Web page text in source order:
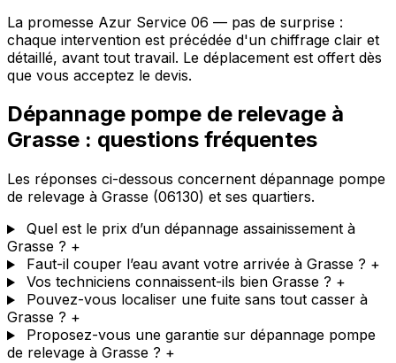
La promesse Azur Service 06 — pas de surprise :
chaque intervention est précédée d'un chiffrage clair et
détaillé, avant tout travail. Le déplacement est offert dès
que vous acceptez le devis.
Dépannage pompe de relevage à
Grasse : questions fréquentes
Les réponses ci-dessous concernent dépannage pompe
de relevage à Grasse (06130) et ses quartiers.
Quel est le prix d’un dépannage assainissement à
Grasse ? +
Faut-il couper l’eau avant votre arrivée à Grasse ? +
Vos techniciens connaissent-ils bien Grasse ? +
Pouvez-vous localiser une fuite sans tout casser à
Grasse ? +
Proposez-vous une garantie sur dépannage pompe
de relevage à Grasse ? +